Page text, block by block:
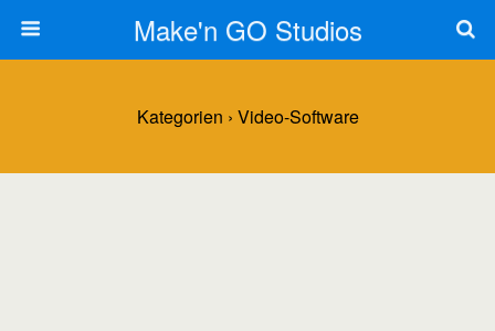
Make'n GO Studios
Kategorien › Video-Software